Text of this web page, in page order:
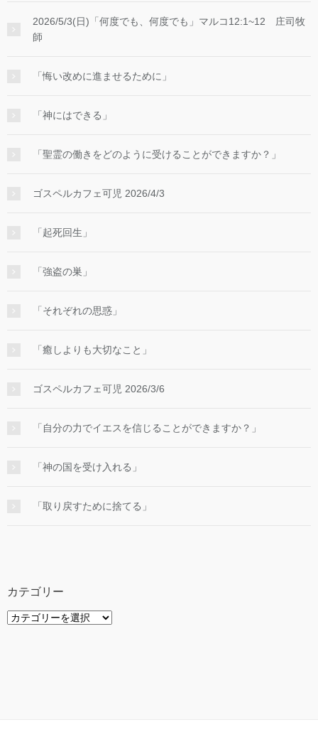
2026/5/3(日)「何度でも、何度でも」マルコ12:1~12 庄司牧
師
「悔い改めに進ませるために」
「神にはできる」
「聖霊の働きをどのように受けることができますか？」
ゴスペルカフェ可児 2026/4/3
「起死回生」
「強盗の巣」
「それぞれの思惑」
「癒しよりも大切なこと」
ゴスペルカフェ可児 2026/3/6
「自分の力でイエスを信じることができますか？」
「神の国を受け入れる」
「取り戻すために捨てる」
カテゴリー
カ